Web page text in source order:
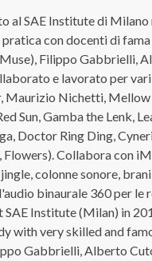
al SAE Institute di Milano
con docenti di
Filippo Gabbrielli,
e lavorato per
Maurizio Nichetti,
Sun, Gamba the Lenk,
Doctor Ring Ding,
Flowers). Collabora con
colonne sonore,
binaurale 360 per le
Institute (Milan) in
with very skilled and
Gabbrielli, Alberto